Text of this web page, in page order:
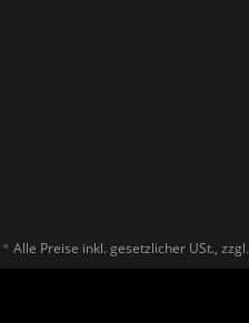
* Alle Preise inkl. gesetzlicher USt., zzgl.